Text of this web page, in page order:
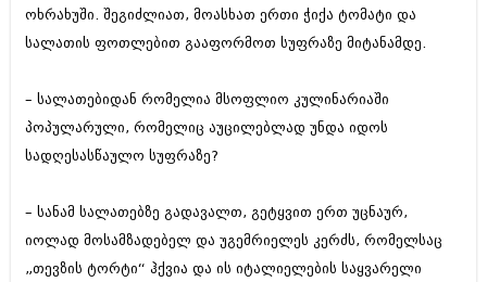
აპრილი 2015 (208)
მარტი 2015 (365)
დეკემბერი 2014 (342)
ნოემბერი 2014 (290)
სექტემბერი 2014 (394)
ივლისი 2014 (313)
ივნისი 2014 (366)
მაისი 2014 (313)
აპრილი 2014 (290)
ოხრახუში. შეგიძლიათ, მოასხათ ერთი ჭიქა ტომატი და
სალათის ფოთლებით გააფორმოთ სუფრაზე მიტანამდე.
– სალათებიდან რომელია მსოფლიო კულინარიაში
პოპულარული, რომელიც აუცილებლად უნდა იდოს
სადღესასწაულო სუფრაზე?
– სანამ სალათებზე გადავალთ, გეტყვით ერთ უცნაურ,
იოლად მოსამზადებელ და უგემრიელეს კერძს, რომელსაც
„თევზის ტორტი“ ჰქვია და ის იტალიელების საყვარელი